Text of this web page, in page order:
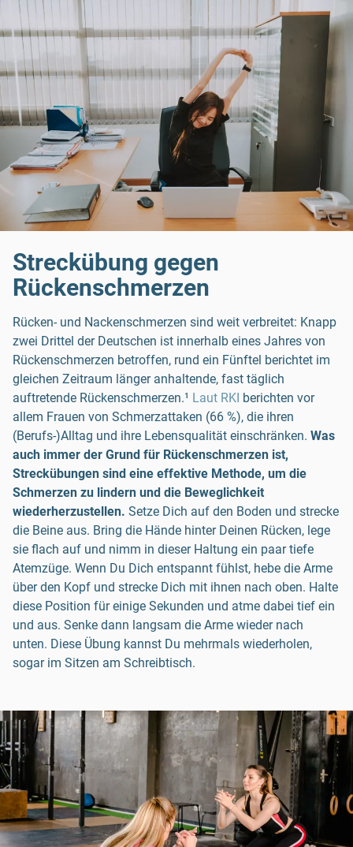
Streckübung gegen
Rückenschmerzen
Rücken- und Nackenschmerzen sind weit verbreitet: Knapp
zwei Drittel der Deutschen ist innerhalb eines Jahres von
Rückenschmerzen betroffen, rund ein Fünftel berichtet im
gleichen Zeitraum länger anhaltende, fast täglich
auftretende Rückenschmerzen.¹ Laut RKI berichten vor
allem Frauen von Schmerzattaken (66 %), die ihren
(Berufs-)Alltag und ihre Lebensqualität einschränken. Was
auch immer der Grund für Rückenschmerzen ist,
Streckübungen sind eine effektive Methode, um die
Schmerzen zu lindern und die Beweglichkeit
wiederherzustellen. Setze Dich auf den Boden und strecke
die Beine aus. Bring die Hände hinter Deinen Rücken, lege
sie flach auf und nimm in dieser Haltung ein paar tiefe
Atemzüge. Wenn Du Dich entspannt fühlst, hebe die Arme
über den Kopf und strecke Dich mit ihnen nach oben. Halte
diese Position für einige Sekunden und atme dabei tief ein
und aus. Senke dann langsam die Arme wieder nach
unten. Diese Übung kannst Du mehrmals wiederholen,
sogar im Sitzen am Schreibtisch.